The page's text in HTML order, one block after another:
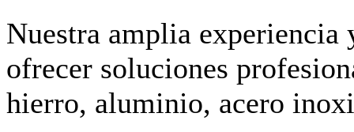
Nuestra amplia
ofrecer soluciones
hierro, aluminio, acero